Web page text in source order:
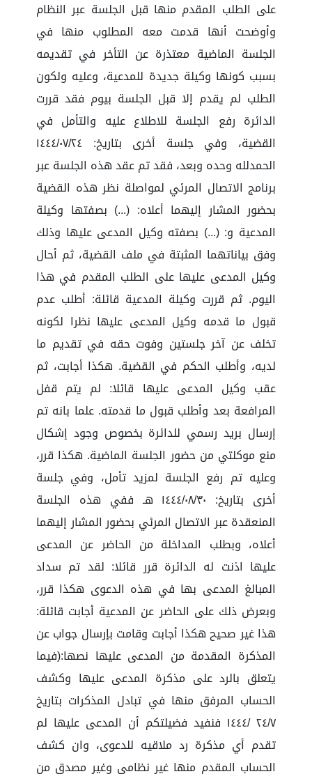
على الطلب المقدم منها قبل الجلسة عبر النظام
وأوضحت أنها قدمت معه المطلوب منها في
الجلسة الماضية معتذرة عن التأخر في تقديمه
بسبب كونها وكيلة جديدة للمدعية، وعليه ولكون
الطلب لم يقدم إلا قبل الجلسة بيوم فقد قررت
الدائرة رفع الجلسة للاطلاع عليه والتأمل في
القضية، وفي جلسة أخرى بتاريخ: ١٤٤٤/٠٧/٢٤
الحمدلله وحده وبعد، فقد تم عقد هذه الجلسة عبر
برنامج الاتصال المرئي لمواصلة نظر هذه القضية
بحضور المشار إليهما أعلاه: (...) بصفتها وكيلة
المدعية و: (...) بصفته وكيل المدعى عليها وذلك
وفق بياناتهما المثبتة في ملف القضية، ثم أحال
وكيل المدعى عليها على الطلب المقدم في هذا
اليوم. ثم قررت وكيلة المدعية قائلة: أطلب عدم
قبول ما قدمه وكيل المدعى عليها نظرا لكونه
تخلف عن آخر جلستين وفوت حقه في تقديم ما
لديه، وأطلب الحكم في القضية. هكذا أجابت، ثم
عقب وكيل المدعى عليها قائلا: لم يتم قفل
المرافعة بعد وأطلب قبول ما قدمته. علما بانه تم
إرسال بريد رسمي للدائرة بخصوص وجود إشكال
منع موكلتي من حضور الجلسة الماضية. هكذا قرر،
وعليه تم رفع الجلسة لمزيد تأمل، وفي جلسة
أخرى بتاريخ: ١٤٤٤/٠٨/٣٠ هـ ففي هذه الجلسة
المنعقدة عبر الاتصال المرئي بحضور المشار إليهما
أعلاه، وبطلب المداخلة من الحاضر عن المدعى
عليها اذنت له الدائرة قرر قائلا: لقد تم سداد
المبالغ المدعى بها في هذه الدعوى هكذا قرر،
وبعرض ذلك على الحاضر عن المدعية أجابت قائلة:
هذا غير صحيح هكذا أجابت وقامت بإرسال جواب عن
المذكرة المقدمة من المدعى عليها نصها:(فيما
يتعلق بالرد على مذكرة المدعى عليها وكشف
الحساب المرفق منها في تبادل المذكرات بتاريخ
٢٤/٧ /١٤٤٤ فنفيد فضيلتكم أن المدعى عليها لم
تقدم أي مذكرة رد ملاقيه للدعوى، وان كشف
الحساب المقدم منها غير نظامي وغير مصدق من